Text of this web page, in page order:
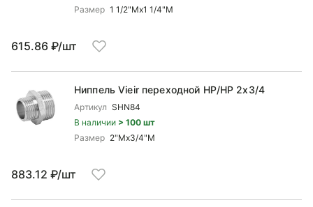
Размер 1 1/2"Mx1 1/4"M
615.86 ₽/шт
Ниппель Vieir переходной НР/НР 2x3/4
Артикул SHN84
В наличии > 100 шт
Размер 2"Mx3/4"М
883.12 ₽/шт